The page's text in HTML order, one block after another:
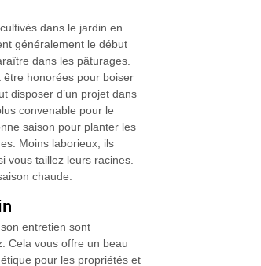
dans le jardin en
généralement le début
dans les pâturages.
honorées pour boiser
disposer d’un projet dans
convenable pour le
saison pour planter les
Moins laborieux, ils
vous taillez leurs racines.
chaude.
entretien sont
Cela vous offre un beau
pour les propriétés et